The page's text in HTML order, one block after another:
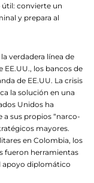
útil: convierte un
y prepara al
verdadera línea de
los bancos de
de EE.UU. La crisis
la solución en una
Unidos ha
sus propios “narco-
mayores.
en Colombia, los
fueron herramientas
apoyo diplomático